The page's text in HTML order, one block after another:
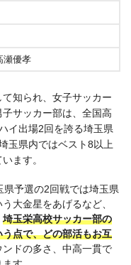
瀬優孝
知られ、女子サッカー
サッカー部は、全国高
イ出場2回を誇る埼玉県
玉県内ではベスト8以上
ます。
予選の2回戦では埼玉県
大金星をあげるなど、
埼玉栄高校サッカー部の
点で、どの部活もお互
ンドの多さ、中高一貫で